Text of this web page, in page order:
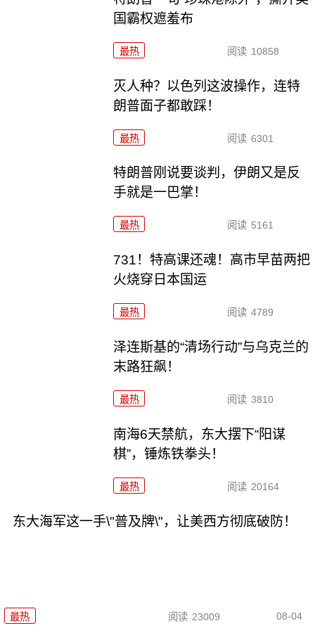
国霸权遮羞布
最热 阅读 10858
灭人种？以色列这波操作，连特
朗普面子都敢踩！
最热 阅读 6301
特朗普刚说要谈判，伊朗又是反
手就是一巴掌！
最热 阅读 5161
731！特高课还魂！高市早苗两把
火烧穿日本国运
最热 阅读 4789
泽连斯基的“清场行动”与乌克兰的
末路狂飙！
最热 阅读 3810
南海6天禁航，东大摆下“阳谋
棋”，锤炼铁拳头！
最热 阅读 20164
东大海军这一手\"普及牌\"，让美西方彻底破防！
最热 阅读 23009 08-04